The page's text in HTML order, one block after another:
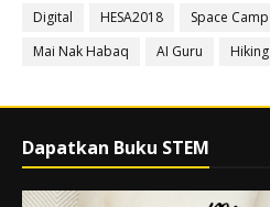
Digital
HESA2018 Space Camp
Mai Nak Habaq
AI Guru Hiking
Dapatkan Buku STEM